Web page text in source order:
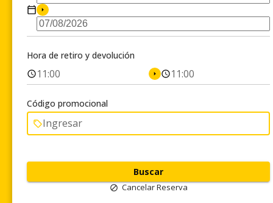
Hora de retiro y devolución
11:00 11:00
Código promocional
Buscar
Cancelar Reserva